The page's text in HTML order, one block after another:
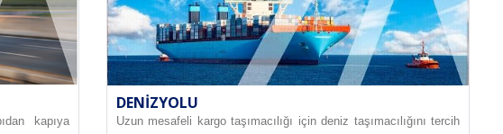
kapıya
DENIZYOLU
Uzun mesafeli kargo taşımacılığı için deniz taşımacılığını tercih